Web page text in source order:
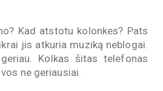
Kad atstotu kolonkes? Pats
jis atkuria muziką neblogai.
Kolkas šitas telefonas
ne geriausiai.